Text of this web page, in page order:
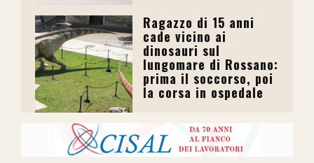
Ragazzo di 15 anni
cade vicino ai
dinosauri sul
lungomare di Rossano:
prima il soccorso, poi
la corsa in ospedale